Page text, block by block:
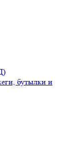
бутылки и